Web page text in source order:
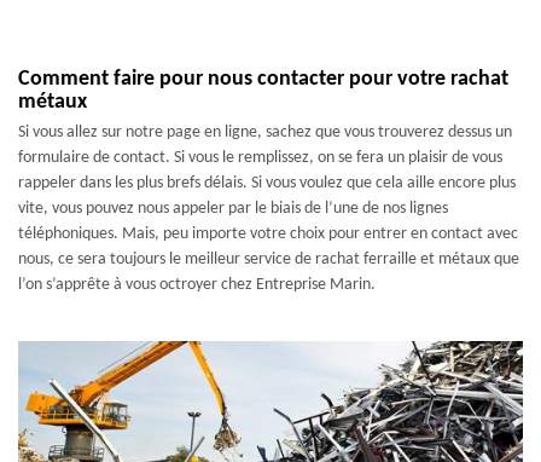
Comment faire pour nous contacter pour votre rachat
métaux
Si vous allez sur notre page en ligne, sachez que vous trouverez dessus un
formulaire de contact. Si vous le remplissez, on se fera un plaisir de vous
rappeler dans les plus brefs délais. Si vous voulez que cela aille encore plus
vite, vous pouvez nous appeler par le biais de l’une de nos lignes
téléphoniques. Mais, peu importe votre choix pour entrer en contact avec
nous, ce sera toujours le meilleur service de rachat ferraille et métaux que
l’on s’apprête à vous octroyer chez Entreprise Marin.